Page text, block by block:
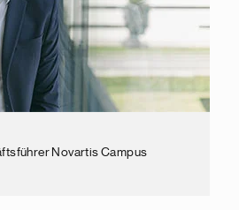
Novartis Campus